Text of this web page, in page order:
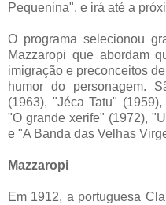
Pequenina", e irá até a
O programa selecionou
Mazzaropi que abordam
imigração e preconceitos
humor do personagem.
(1963), "Jéca Tatu"
"O grande xerife" (1972),
e "A Banda das Velhas
Mazzaropi
Em 1912, a portuguesa